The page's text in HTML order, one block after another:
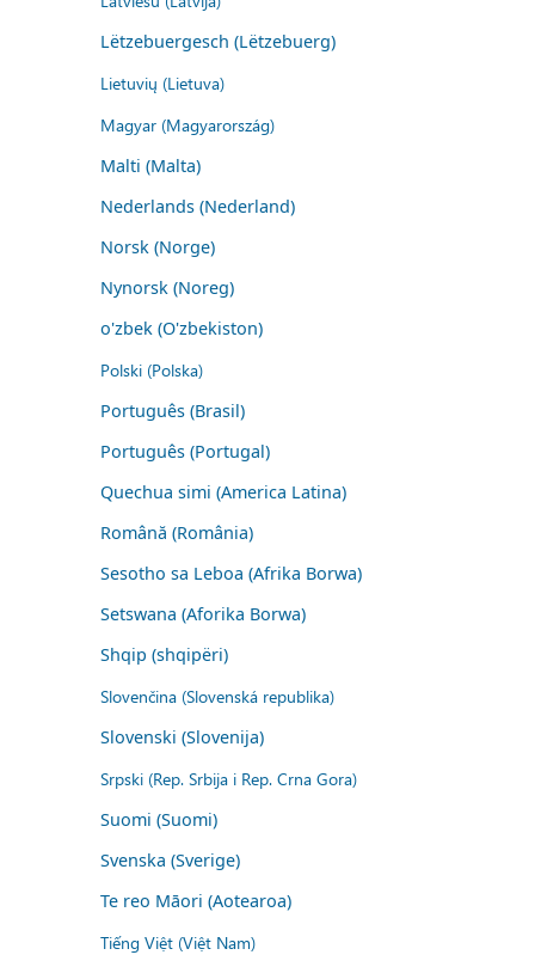
Lëtzebuergesch (Lëtzebuerg)
Lietuvių (Lietuva)
Magyar (Magyarország)
Malti (Malta)
Nederlands (Nederland)
Norsk (Norge)
Nynorsk (Noreg)
o'zbek (O'zbekiston)
Polski (Polska)
Português (Brasil)
Português (Portugal)
Quechua simi (America Latina)
Română (România)
Sesotho sa Leboa (Afrika Borwa)
Setswana (Aforika Borwa)
Shqip (shqipëri)
Slovenčina (Slovenská republika)
Slovenski (Slovenija)
Srpski (Rep. Srbija i Rep. Crna Gora)
Suomi (Suomi)
Svenska (Sverige)
Te reo Māori (Aotearoa)
Tiếng Việt (Việt Nam)